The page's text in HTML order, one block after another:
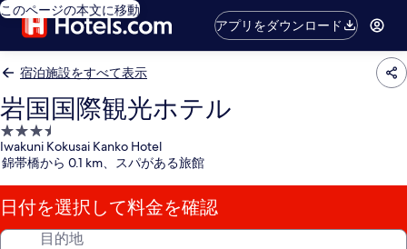
このページの本文に移動
アプリをダウンロード
宿泊施設をすべて表示
岩国国際観光ホテル
3.5
つ
星
宿
泊
施
Iwakuni Kokusai Kanko Hotel
錦帯橋から 0.1 km、スパがある旅館
日付を選択して料金を確認
目的地